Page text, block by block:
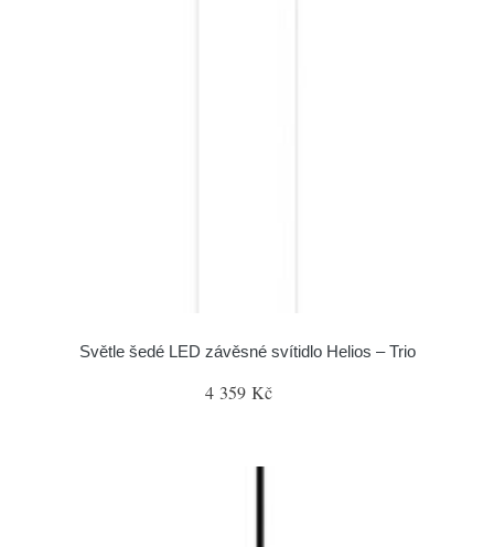
Světle šedé LED závěsné svítidlo Helios – Trio
4 359 Kč